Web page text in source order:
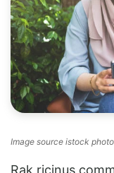
Image source istock photo
Rak ricinus